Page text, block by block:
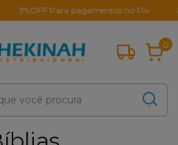
3%OFF Para pagamentos no Pix
0